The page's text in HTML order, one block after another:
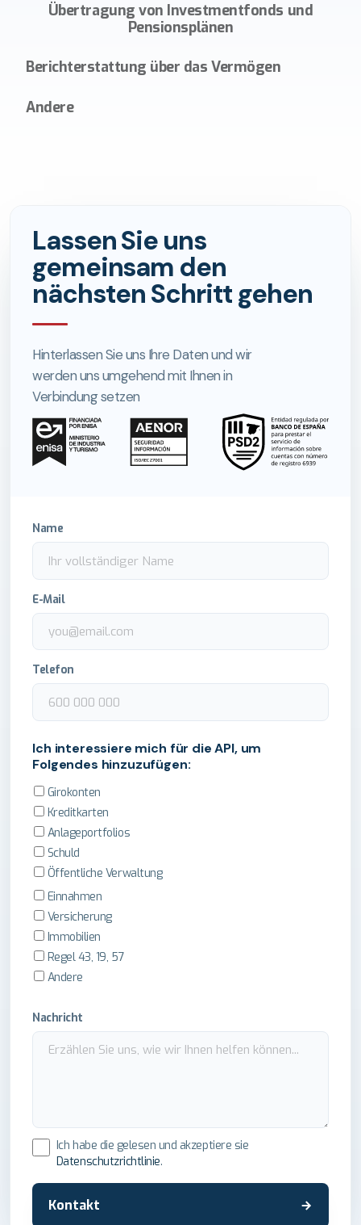
Übertragung von Investmentfonds und
Pensionsplänen
Berichterstattung über das Vermögen
Andere
Lassen Sie uns
gemeinsam den
nächsten Schritt gehen
Hinterlassen Sie uns Ihre Daten und wir
werden uns umgehend mit Ihnen in
Verbindung setzen
Name
E-Mail
Telefon
Ich interessiere mich für die API, um
Folgendes hinzuzufügen:
Girokonten
Kreditkarten
Anlageportfolios
Schuld
Öffentliche Verwaltung
Einnahmen
Versicherung
Immobilien
Regel 43, 19, 57
Andere
Nachricht
Ich habe die gelesen und akzeptiere sie
Datenschutzrichtlinie.
Kontakt